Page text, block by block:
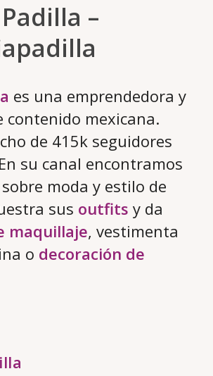
–
es una emprendedora y
contenido mexicana.
de 415k seguidores
su canal encontramos
moda y estilo de
sus outfits y da
maquillaje, vestimenta
o decoración de